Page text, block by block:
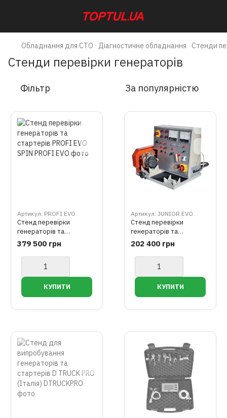
Обладнання для СТО Діагностичне обладнання Стенди
Стенди перевірки генераторів
Фільтр За популярністю
Артикул: PROFI EVO
Стенд перевірки
генераторів та
стартерів PROFI EVO
379 500 грн
Артикул: JUNIOR EVO
Стенд перевірки
генераторів та
стартерів Spin Banchetto
Junior Inverter EVO
JUNIOR EVO SPIN
202 400 грн